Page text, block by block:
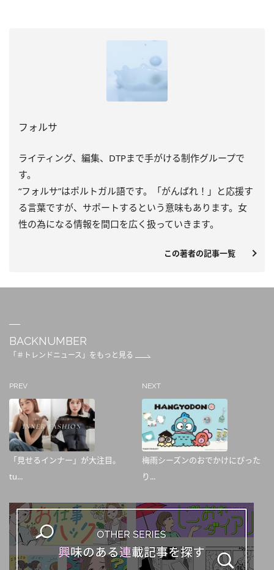
フォルサ
ライティング、編集、DTPまで手がける制作グループで
す。
“フォルサ”はポルトガル語です。「がんばれ！」と応援す
る言葉ですが、サポートするという意味もあります。女
性の為になる情報を間口を広く扱っていきます。
この著者の記事一覧
BACKNUMBER
「＃トレンドニュース」をもっと見る
PREV
「見せるインナー」が大注目。
tu...
NEXT
梅雨シーズンのおでかけにぴった
り...